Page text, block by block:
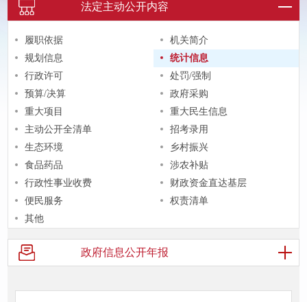
法定主动公开内容
履职依据
机关简介
规划信息
统计信息
行政许可
处罚/强制
预算/决算
政府采购
重大项目
重大民生信息
主动公开全清单
招考录用
生态环境
乡村振兴
食品药品
涉农补贴
行政性事业收费
财政资金直达基层
便民服务
权责清单
其他
政府信息公开年报